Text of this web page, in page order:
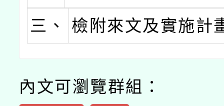
三、
檢附來文及實施計
內文可瀏覽群組：